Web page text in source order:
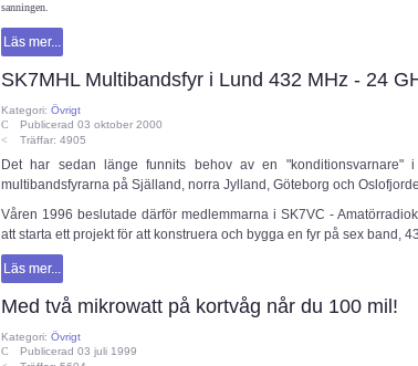
sanningen.
Läs mer...
SK7MHL Multibandsfyr i Lund 432 MHz - 24
Kategori: Övrigt
Publicerad 03 oktober 2000
Träffar: 4905
Det har sedan länge funnits behov av en "konditionsvarnare"
multibandsfyrarna på Själland, norra Jylland, Göteborg och
Våren 1996 beslutade därför medlemmarna i SK7VC -
att starta ett projekt för att konstruera och bygga en fyr på sex band,
Läs mer...
Med två mikrowatt på kortvåg når du 100 mil!
Kategori: Övrigt
Publicerad 03 juli 1999